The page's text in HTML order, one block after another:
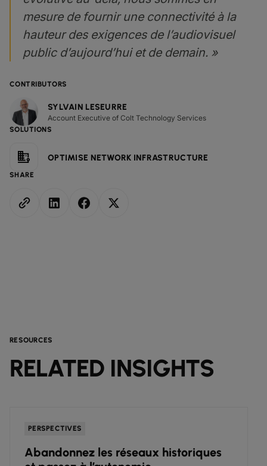
CONTRIBUTORS
SYLVAIN LESEURRE
Account Executive of Colt Technology Services
SOLUTIONS
OPTIMISE NETWORK INFRASTRUCTURE
SHARE
mesure de fournir une connectivité à la
hauteur des exigences de l’audiovisuel
public d’aujourd’hui et de demain. »
RESOURCES
RELATED INSIGHTS
PERSPECTIVES
Abandonnez les réseaux historiques